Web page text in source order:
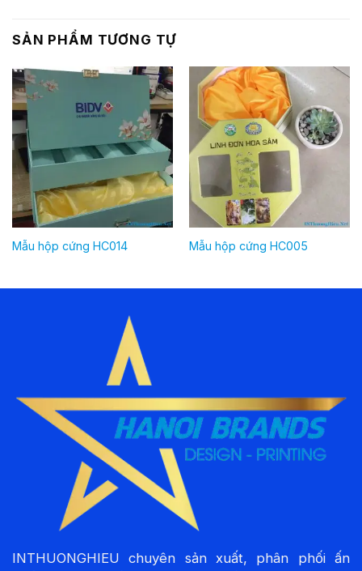
SẢN PHẨM TƯƠNG TỰ
Mẫu hộp cứng HC014 Mẫu hộp cứng HC005
INTHUONGHIEU chuyên sản xuất, phân phối ấn